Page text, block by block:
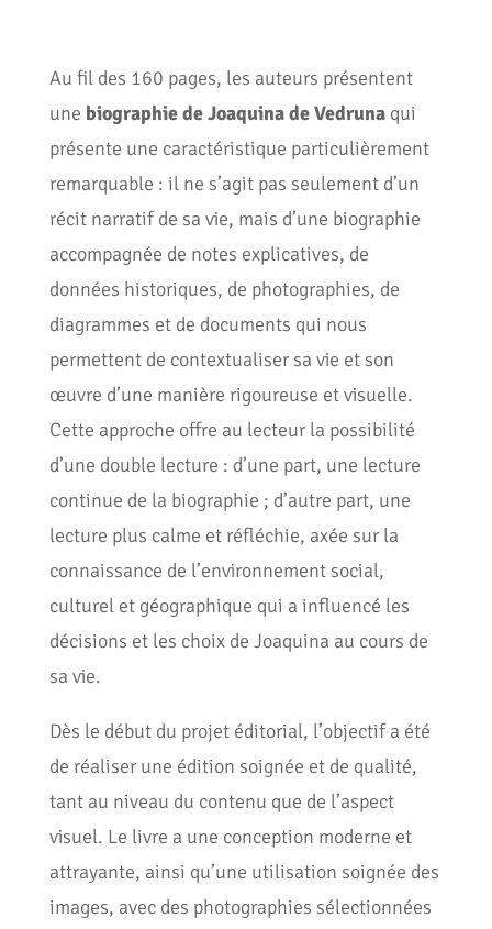
Au fil des 160 pages, les auteurs présentent
une biographie de Joaquina de Vedrunaqui
présente une caractéristique particulièrement
remarquable : il ne s’agit pas seulement d’un
récit narratif de sa vie, mais d’une biographie
accompagnée de notes explicatives, de
données historiques, de photographies, de
diagrammes et de documents qui nous
permettent de contextualiser sa vie et son
œuvre d’une manière rigoureuse et visuelle.
Cette approche offre au lecteur la possibilité
d’une double lecture : d’une part, une lecture
continue de la biographie ; d’autre part, une
lecture plus calme et réfléchie, axée sur la
connaissance de l’environnement social,
culturel et géographique qui a influencé les
décisions et les choix de Joaquina au cours de
sa vie.
Dès le début du projet éditorial, l’objectif a été
de réaliser une édition soignée et de qualité,
tant au niveau du contenu que de l’aspect
visuel. Le livre a une conception moderne et
attrayante, ainsi qu’une utilisation soignée des
images, avec des photographies sélectionnées